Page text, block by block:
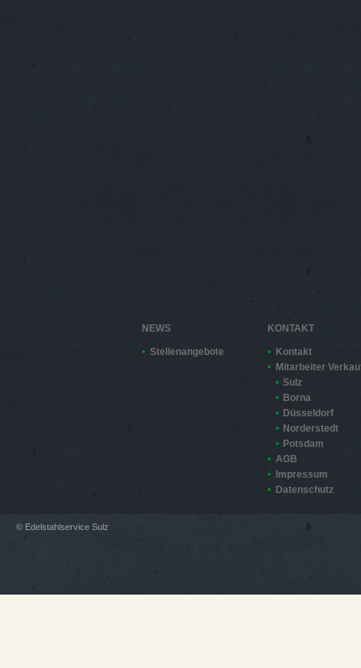
NEWS
Stellenangebote
KONTAKT
Kontakt
Mitarbeiter
Sulz
Borna
Düsseldorf
Norderstedt
Potsdam
AGB
Impressum
Datenschutz
© Edelstahlservice Sulz